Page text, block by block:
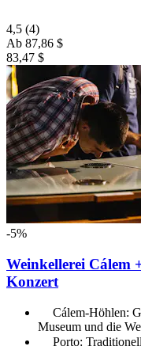
4,5 (4)
Ab 87,86 $
83,47 $
-5%
Weinkellerei Cálem
Konzert
Cálem-Höhlen:
Museum und die
Porto: